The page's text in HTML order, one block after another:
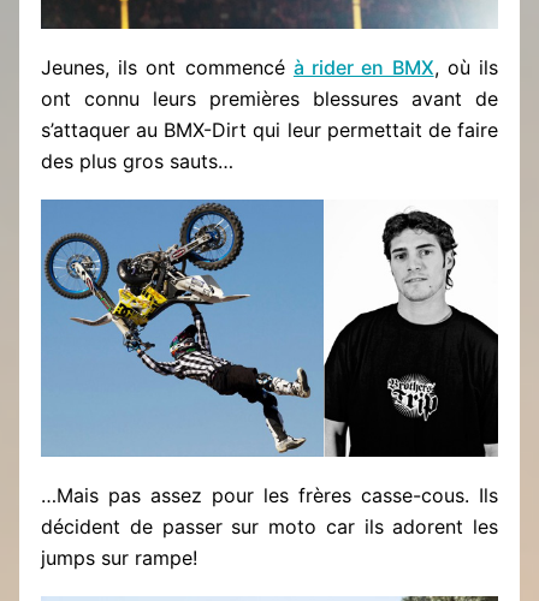
Jeunes, ils ont commencé à rider en BMX, où ils
ont connu leurs premières blessures avant de
s’attaquer au BMX-Dirt qui leur permettait de faire
des plus gros sauts…
…Mais pas assez pour les frères casse-cous. Ils
décident de passer sur moto car ils adorent les
jumps sur rampe!